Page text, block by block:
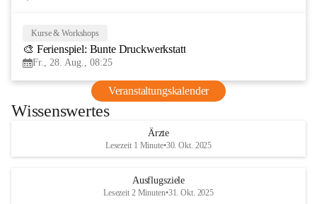
Kurse & Workshops
🎨 Ferienspiel: Bunte Druckwerkstatt
Fr., 28. Aug., 08:25
Veranstaltungskalender
Wissenswertes
Ärzte
Lesezeit 1 Minute•30. Okt. 2025
Ausflugsziele
Lesezeit 2 Minuten•31. Okt. 2025